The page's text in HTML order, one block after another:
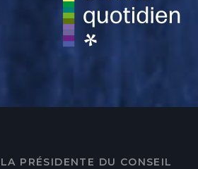
LA PRÉSIDENTE DU CONSEIL